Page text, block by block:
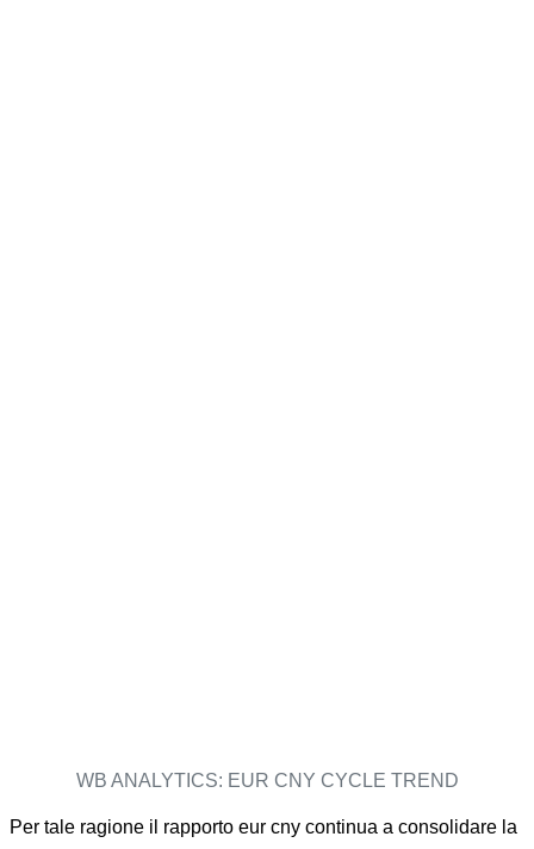
WB ANALYTICS: EUR CNY CYCLE TREND
Per tale ragione il rapporto eur cny continua a consolidare la